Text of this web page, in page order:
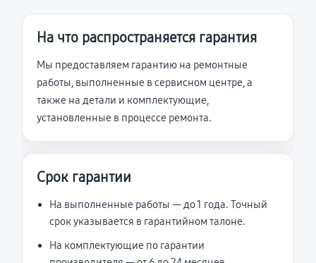
На что распространяется гарантия
Мы предоставляем гарантию на ремонтные
работы, выполненные в сервисном центре, а
также на детали и комплектующие,
установленные в процессе ремонта.
Срок гарантии
На выполненные работы — до 1 года. Точный
срок указывается в гарантийном талоне.
На комплектующие по гарантии